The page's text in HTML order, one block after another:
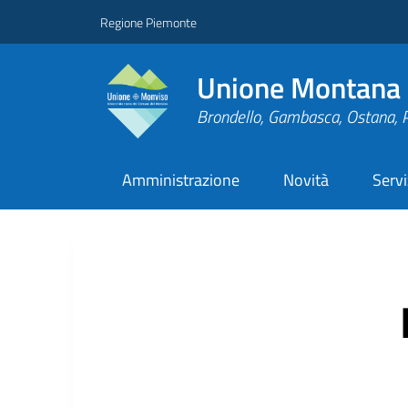
Regione Piemonte
Unione
Brondello, Gambasca, Ostana,
Amministrazione Novità